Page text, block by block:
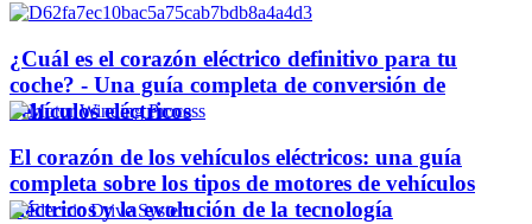
¿Cuál es el corazón eléctrico definitivo para tu
coche? - Una guía completa de conversión de
vehículos eléctricos
El corazón de los vehículos eléctricos: una guía
completa sobre los tipos de motores de vehículos
eléctricos y la evolución de la tecnología